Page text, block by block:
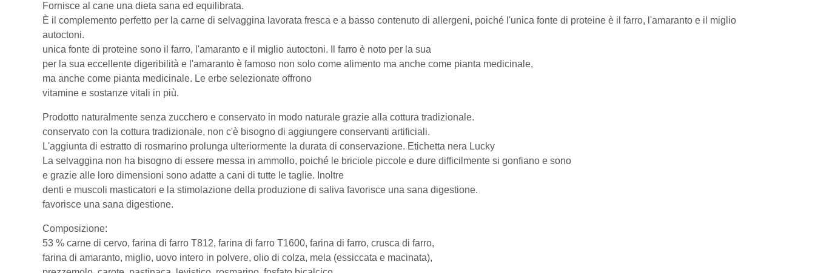
Fornisce al cane una dieta sana ed equilibrata.
È il complemento perfetto per la carne di selvaggina lavorata fresca e a basso contenuto di allergeni, poiché l'unica fonte di proteine è il farro, l'amaranto e il miglio
autoctoni.
unica fonte di proteine sono il farro, l'amaranto e il miglio autoctoni. Il farro è noto per la sua
per la sua eccellente digeribilità e l'amaranto è famoso non solo come alimento ma anche come pianta medicinale,
ma anche come pianta medicinale. Le erbe selezionate offrono
vitamine e sostanze vitali in più.
Prodotto naturalmente senza zucchero e conservato in modo naturale grazie alla cottura tradizionale.
conservato con la cottura tradizionale, non c'è bisogno di aggiungere conservanti artificiali.
L'aggiunta di estratto di rosmarino prolunga ulteriormente la durata di conservazione. Etichetta nera Lucky
La selvaggina non ha bisogno di essere messa in ammollo, poiché le briciole piccole e dure difficilmente si gonfiano e sono
e grazie alle loro dimensioni sono adatte a cani di tutte le taglie. Inoltre
denti e muscoli masticatori e la stimolazione della produzione di saliva favorisce una sana digestione.
favorisce una sana digestione.
Composizione:
53 % carne di cervo, farina di farro T812, farina di farro T1600, farina di farro, crusca di farro,
farina di amaranto, miglio, uovo intero in polvere, olio di colza, mela (essiccata e macinata),